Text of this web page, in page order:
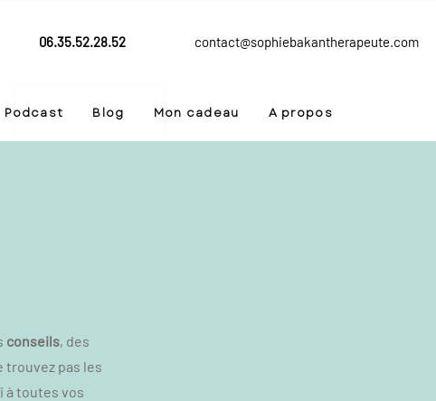
contact@sophiebakantherapeute.com
06.35.52.28.52
Podcast Blog Mon cadeau A propos
conseils, des
trouvez pas les
à toutes vos